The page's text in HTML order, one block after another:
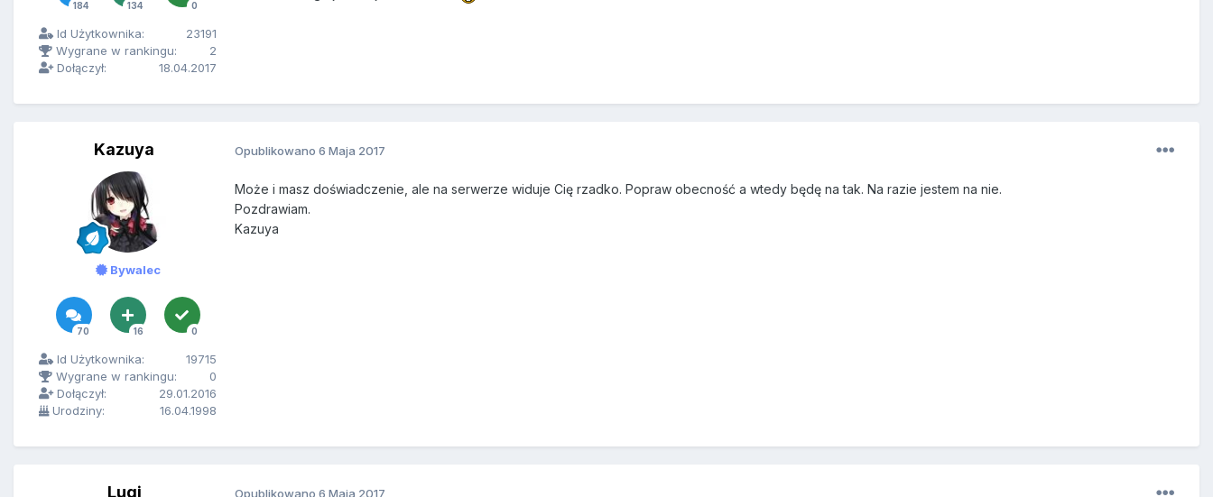
184 134 0
Id Użytkownika:
23191
Wygrane w rankingu:
2
Dołączył:
18.04.2017
Kazuya
Bywalec
70 16 0
Id Użytkownika:
19715
Wygrane w rankingu:
0
Dołączył:
29.01.2016
Urodziny:
16.04.1998
Opublikowano 6 Maja 2017
Może i masz doświadczenie, ale na serwerze widuje Cię rzadko. Popraw obecność a wtedy będę na tak. Na razie jestem na nie.
Pozdrawiam.
Kazuya
Luqi Opublikowano 6 Maja 2017